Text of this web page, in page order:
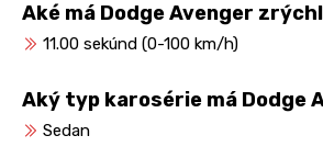
Aké má Dodge Avenger
11.00 sekúnd (0-100 km/h)
Aký typ karosérie má Dodge
Sedan